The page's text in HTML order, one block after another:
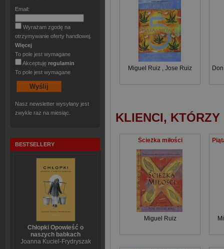
Email:
Wyrażam zgodę na
otrzymywanie oferty handlowej.
Więcej
To pole jest wymagane
Akceptuję regulamin
To pole jest wymagane
Nasz newsletter wysyłany jest
zwykle raz na miesiąc.
BESTSELLERY
Chłopki Opowieść o
naszych babkach
Joanna Kuciel-Frydryszak
Miguel Ruiz Jose Ruiz
KLIENCI,
Ścieżka miłości
Miguel Ruiz